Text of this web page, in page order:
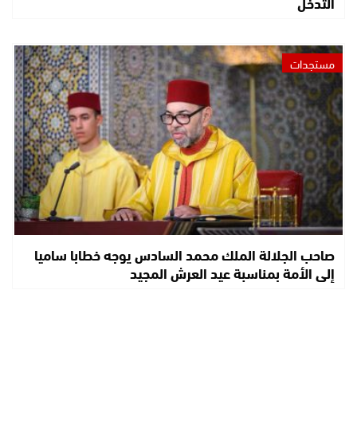
مستجدات
صاحب الجلالة الملك محمد السادس يوجه خطابا ساميا
إلى الأمة بمناسبة عيد العرش المجيد